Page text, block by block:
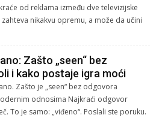
od reklama između dve televizijske
nikakvu opremu, a može da učini
Zašto „seen“ bez
i kako postaje igra moći
Zašto je „seen“ bez odgovora
odnosima Najkraći odgovor
To je samo: „viđeno“. Poslali ste poruku.